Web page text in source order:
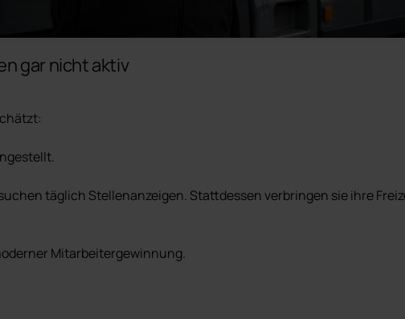
gar nicht aktiv
täglich Stellenanzeigen. Stattdessen verbringen sie ihre
Mitarbeitergewinnung.